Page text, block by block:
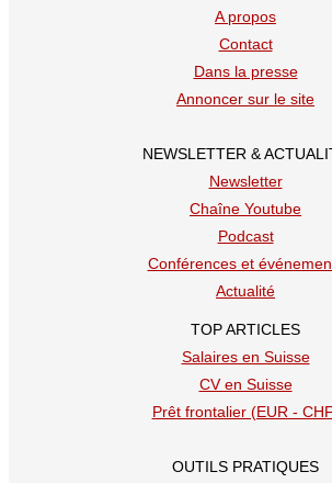
A propos
Contact
Dans la presse
Annoncer sur le site
NEWSLETTER &
Newsletter
Chaîne Youtube
Podcast
Conférences et
Actualité
TOP ARTICLES
Salaires en Suisse
CV en Suisse
Prêt frontalier (EUR -
OUTILS PRATIQUES